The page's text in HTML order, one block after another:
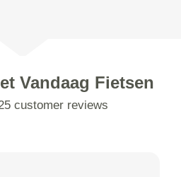
Vandaag Fietsen
customer reviews